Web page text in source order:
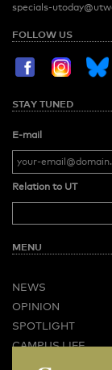
specials-
FOLLOW US
STAY TUNED
E-mail
Relation to UT
MENU
NEWS
OPINION
SPOTLIGHT
CAMPUS LIFE
VIDEO